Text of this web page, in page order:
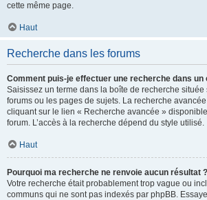
cette même page.
Haut
Recherche dans les forums
Comment puis-je effectuer une recherche dans un
Saisissez un terme dans la boîte de recherche située
forums ou les pages de sujets. La recherche
cliquant sur le lien « Recherche avancée »
forum. L’accès à la recherche dépend du style utilisé.
Haut
Pourquoi ma recherche ne renvoie aucun résultat ?
Votre recherche était probablement trop vague ou
communs qui ne sont pas indexés par phpBB.